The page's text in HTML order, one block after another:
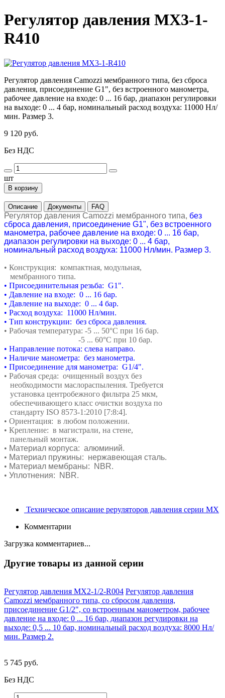
Регулятор давления MX3-1-
R410
Регулятор давления Camozzi мембранного типа, без сброса
давления, присоединение G1", без встроенного манометра,
рабочее давление на входе: 0 ... 16 бар, диапазон регулировки
на выходе: 0 ... 4 бар, номинальный расход воздуха: 11000 Нл/
мин. Размер 3.
9 120 руб.
Без НДС
шт
В корзину
Описание Документы FAQ
Регулятор давления Camozzi мембранного типа, без
сброса давления, присоединение G1", без встроенного
манометра, рабочее давление на входе: 0 ... 16 бар,
диапазон регулировки на выходе: 0 ... 4 бар,
номинальный расход воздуха: 11000 Нл/мин. Размер 3.
• Конструкция: компактная, модульная,
мембранного типа.
• Присоединительная резьба: G1".
• Давление на входе: 0 ... 16 бар.
• Давление на выходе: 0 ... 4 бар.
• Расход воздуха: 11000 Нл/мин.
• Тип конструкции: без сброса давления.
• Рабочая температура: -5 ... 50°С при 16 бар.
-5 ... 60°С при 10 бар.
• Направление потока: слева направо.
• Наличие манометра: без манометра.
• Присоединение для манометра: G1/4".
• Рабочая среда: очищенный воздух без
необходимости маслораспыления. Требуется
установка центробежного фильтра 25 мкм,
обеспечивающего класс очистки воздуха по
стандарту ISO 8573-1:2010 [7:8:4].
• Ориентация: в любом положении.
• Крепление: в магистрали, на стене,
панельный монтаж.
• Материал корпуса: алюминий.
• Материал пружины: нержавеющая сталь.
• Материал мембраны: NBR.
• Уплотнения: NBR.
Техническое описание реруляторов давления серии MX
Комментарии
Загрузка комментариев...
Другие товары из данной серии
Регулятор давления MX2-1/2-R004 Регулятор давления
Camozzi мембранного типа, со сбросом давления,
присоединение G1/2", со встроенным манометром, рабочее
давление на входе: 0 ... 16 бар, диапазон регулировки на
выходе: 0,5 ... 10 бар, номинальный расход воздуха: 8000 Нл/
мин. Размер 2.
5 745 руб.
Без НДС